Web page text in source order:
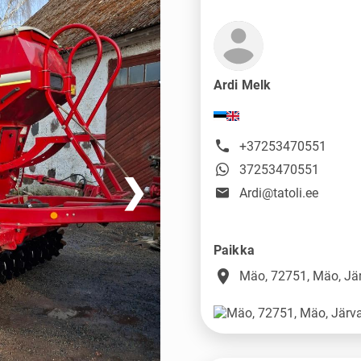
❯
Ardi Melk
+37253470551
37253470551
Ardi@tatoli.ee
Paikka
place Mäo, 72751, Mäo,